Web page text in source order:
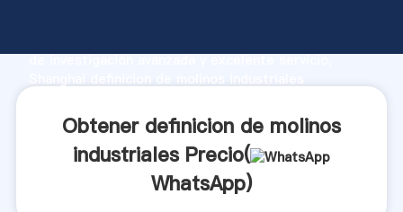
de investigación avanzada y excelente servicio,
clientes.Obtener definicion de molinos
industriales Precio(
WhatsApp)